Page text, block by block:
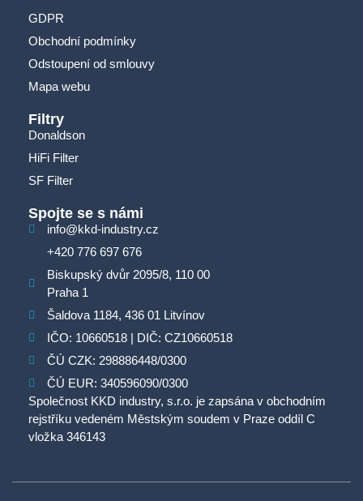
GDPR
Obchodní podmínky
Odstoupení od smlouvy
Mapa webu
Filtry
Donaldson
HiFi Filter
SF Filter
Spojte se s námi
info@kkd-industry.cz
+420 776 697 676
Biskupský dvůr 2095/8, 110 00
Praha 1
Šaldova 1184, 436 01 Litvínov
IČO: 10660518 | DIČ: CZ10660518
ČÚ CZK: 298886448/0300
ČÚ EUR: 340596090/0300
Společnost KKD industry, s.r.o. je zapsána v obchodním
rejstříku vedeném Městským soudem v Praze oddíl C
vložka 346143